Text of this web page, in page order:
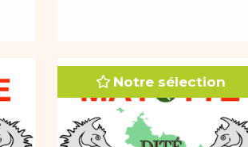
Notre sélection